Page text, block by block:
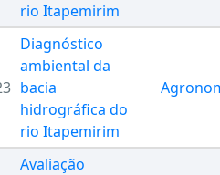
rio Itapemirim
Diagnóstico
ambiental da
bacia
hidrográfica do
rio Itapemirim
Avaliação